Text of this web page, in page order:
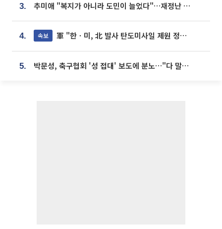
3. 추미애 "복지가 아니라 도민이 늘었다"…재정난 책임론 정면돌파
4. 속보 軍 "한ㆍ미, 北 발사 탄도미사일 제원 정밀분석 중"
5. 박문성, 축구협회 '성 접대' 보도에 분노…"다 말아먹으려고 작정했나"